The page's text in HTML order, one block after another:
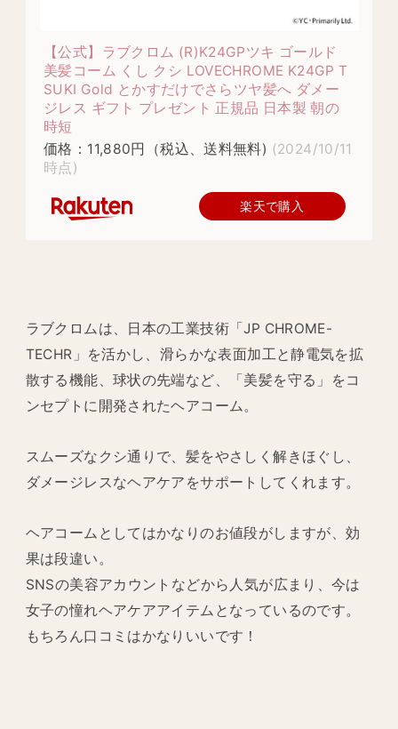
【公式】ラブクロム (R)K24GPツキ ゴールド
美髪コーム くし クシ LOVECHROME K24GP T
SUKI Gold とかすだけでさらツヤ髪へ ダメー
ジレス ギフト プレゼント 正規品 日本製 朝の
時短
価格：11,880円（税込、送料無料) (2024/10/11
時点)
楽天で購入
ラブクロムは、日本の工業技術「JP CHROME-
TECHR」を活かし、滑らかな表面加工と静電気を拡
散する機能、球状の先端など、「美髪を守る」をコ
ンセプトに開発されたヘアコーム。
スムーズなクシ通りで、髪をやさしく解きほぐし、
ダメージレスなヘアケアをサポートしてくれます。
ヘアコームとしてはかなりのお値段がしますが、効
果は段違い。
SNSの美容アカウントなどから人気が広まり、今は
女子の憧れヘアケアアイテムとなっているのです。
もちろん口コミはかなりいいです！